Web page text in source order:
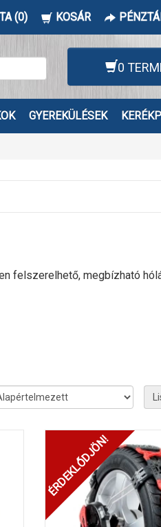
(0) KOSÁR
0
GYEREKÜLÉSEK
felszerelhető, megbízható
ÉRDEKLŐDJÖN!